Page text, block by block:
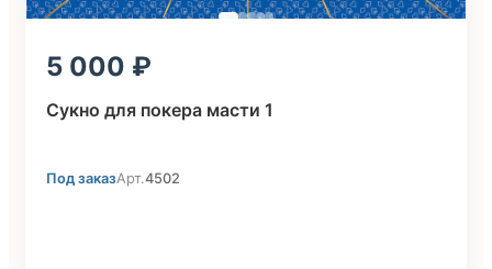
5 000
Сукно для покера масти 1
Под заказАрт.4502